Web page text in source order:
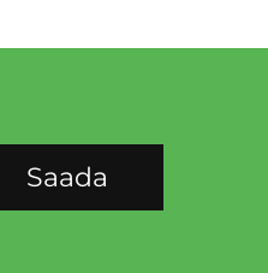
Saada